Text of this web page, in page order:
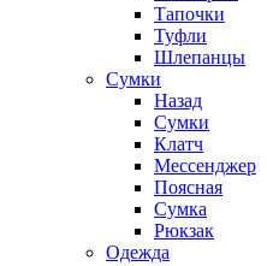
Тапочки
Туфли
Шлепанцы
Cумки
Назад
Cумки
Клатч
Мессенджер
Поясная
Сумка
Рюкзак
Одежда